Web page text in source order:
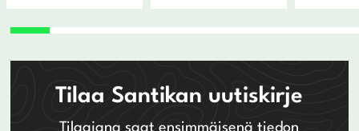
Tilaa Santikan uutiskirje